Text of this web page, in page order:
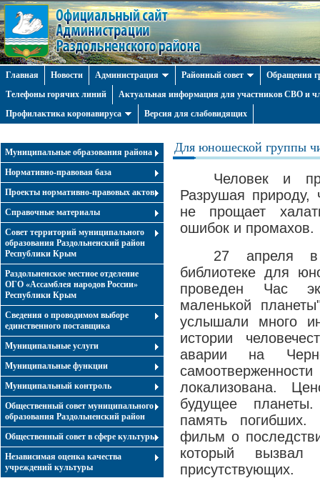
Главная Новости Администрация Районный совет
Обращения
Телефоны горячих линий
Актуальная информация для участников СВО и
Профилактика коронавируса
Версия для слабовидящих
Муниципальные образования района
Нормативно-правовая база
Проекты нормативно-правовых актов
Справочные материалы
Совет территорий муниципального
образования Раздольненский район
Республики Крым
Раздольненское местное отделение
ОГО «Ассамблея народов России»
Республики Крым
Cведения о проводимом выборе
единственного поставщика
Муниципальные услуги
Муниципальные функции
Муниципальный контроль
Общественный совет муниципального
образования Раздольненский район
Общественный совет в сфере культуры
Независимая оценка качества
учреждений культуры
Для юношеской группы
Человек и
Разрушая природу,
не прощает
ошибок и промахов.
27 апреля в
библиотеке для
проведен Час
маленькой
услышали много
истории
аварии на
локализована.
будущее
память погибших.
фильм о
который вызвал
присутствующих.